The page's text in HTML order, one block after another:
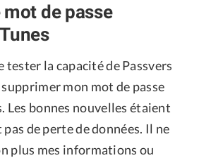
de passe
tester la capacité de Passvers
mon mot de passe
Les bonnes nouvelles étaient
de perte de données. Il ne
plus mes informations ou